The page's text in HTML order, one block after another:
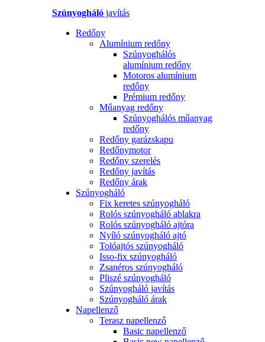
Szúnyogháló javítás
Redőny
Alumínium redőny
Szúnyoghálós
alumínium redőny
Motoros alumínium
redőny
Prémium redőny
Műanyag redőny
Szúnyoghálós műanyag
redőny
Redőny garázskapu
Redőnymotor
Redőny szerelés
Redőny javítás
Redőny árak
Szúnyogháló
Fix keretes szúnyogháló
Rolós szúnyogháló ablakra
Rolós szúnyogháló ajtóra
Nyíló szúnyogháló ajtó
Tolóajtós szúnyogháló
Isso-fix szúnyogháló
Zsanéros szúnyogháló
Pliszé szúnyogháló
Szúnyogháló javítás
Szúnyogháló árak
Napellenző
Terasz napellenző
Basic napellenző